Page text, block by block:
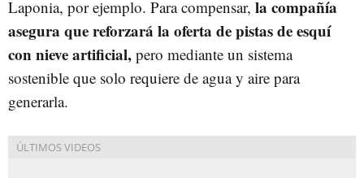
Laponia, por ejemplo. Para compensar, la compañía
asegura que reforzará la oferta de pistas de esquí
con nieve artificial, pero mediante un sistema
sostenible que solo requiere de agua y aire para
generarla.